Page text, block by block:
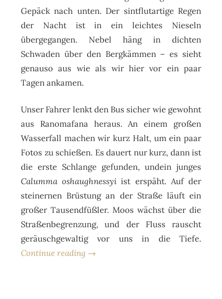
Gepäck nach unten. Der sintflutartige Regen
der Nacht ist in ein leichtes Nieseln
übergegangen. Nebel häng in dichten
Schwaden über den Bergkämmen – es sieht
genauso aus wie als wir hier vor ein paar
Tagen ankamen.
Unser Fahrer lenkt den Bus sicher wie gewohnt
aus Ranomafana heraus. An einem großen
Wasserfall machen wir kurz Halt, um ein paar
Fotos zu schießen. Es dauert nur kurz, dann ist
die erste Schlange gefunden, undein junges
Calumma oshaughnessyi ist erspäht. Auf der
steinernen Brüstung an der Straße läuft ein
großer Tausendfüßler. Moos wächst über die
Straßenbegrenzung, und der Fluss rauscht
geräuschgewaltig vor uns in die Tiefe.
Continue reading →